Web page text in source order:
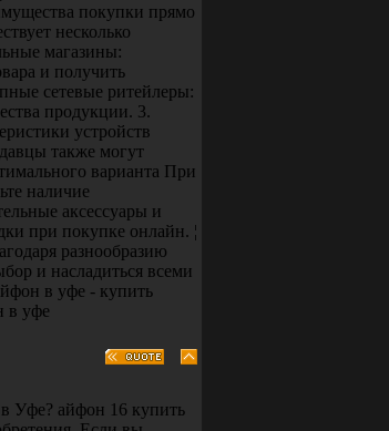
покупки прямо
несколько
магазины:
и получить
сетевые ритейлеры:
продукции. 3.
устройств
также могут
варианта При
наличие
аксессуары и
при покупке онлайн. ¦
разнообразию
и насладиться всеми
в уфе - купить
в уфе
Уфе? айфон 16 купить